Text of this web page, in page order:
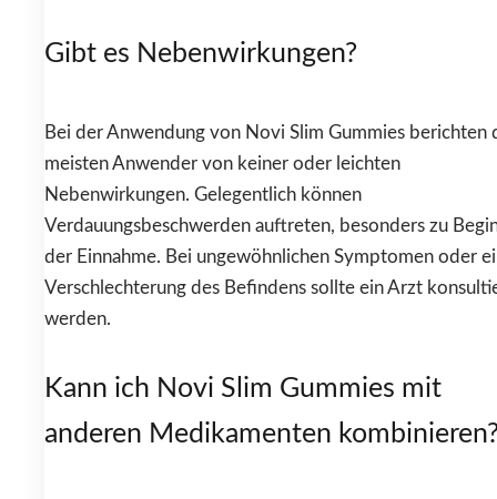
Gibt es Nebenwirkungen?
Bei der Anwendung von Novi Slim Gummies berichten
meisten Anwender von keiner oder leichten
Nebenwirkungen. Gelegentlich können
Verdauungsbeschwerden auftreten, besonders zu
der Einnahme. Bei ungewöhnlichen Symptomen oder
Verschlechterung des Befindens sollte ein Arzt
werden.
Kann ich Novi Slim Gummies mit
anderen Medikamenten